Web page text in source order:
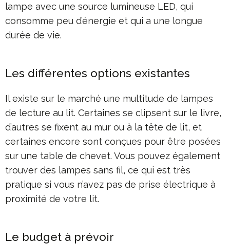
lampe avec une source lumineuse LED, qui
consomme peu d’énergie et qui a une longue
durée de vie.
Les différentes options existantes
Il existe sur le marché une multitude de lampes
de lecture au lit. Certaines se clipsent sur le livre,
d’autres se fixent au mur ou à la tête de lit, et
certaines encore sont conçues pour être posées
sur une table de chevet. Vous pouvez également
trouver des lampes sans fil, ce qui est très
pratique si vous n’avez pas de prise électrique à
proximité de votre lit.
Le budget à prévoir